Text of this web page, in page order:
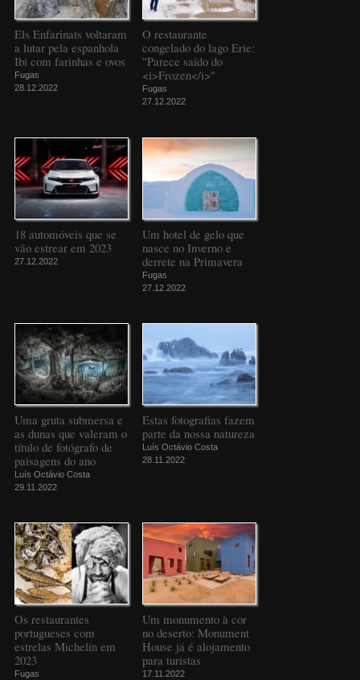
Els Enfarinats voltaram
a lutar pela espanhola
Ibi com farinhas e ovos
Fugas
28.12.2022
O restaurante
congelado do lago Erie:
"Parece saído do
<i>Frozen</i>"
Fugas
27.12.2022
18 automóveis que se
vão estrear em 2023
27.12.2022
Um hotel de gelo que
nasce no Inverno e
derrete na Primavera
Fugas
27.12.2022
Uma gruta submersa e
as dunas que valeram o
título de fotógrafo de
paisagens do ano
Luís Octávio Costa
29.11.2022
Estas fotografias fazem
parte da nossa natureza
Luís Octávio Costa
28.11.2022
Os restaurantes
portugueses com
estrelas Michelin em
2023
Fugas
Um monumento à cor
no deserto: Monument
House já é alojamento
para turistas
17.11.2022